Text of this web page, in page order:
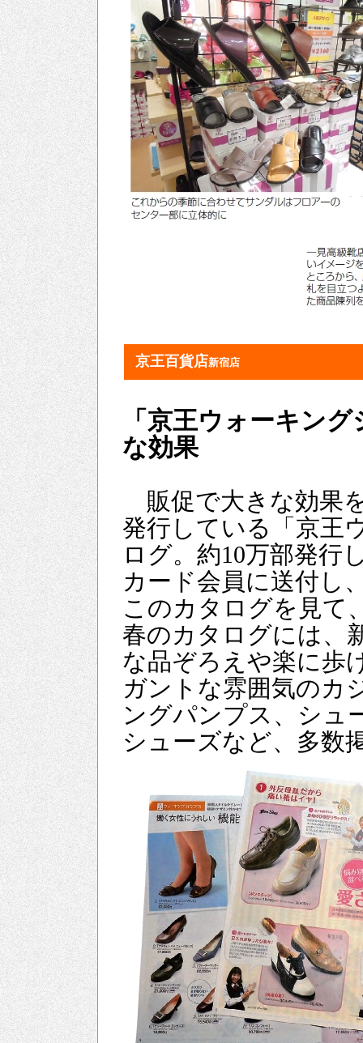
京王百貨店新宿店
「京王ウォーキン
な効果
販促で大きな効果
発行している「京王
ログ。約10万部発行
カード会員に送付し
このカタログを見て
春のカタログには、
な品ぞろえや楽に歩
ガントな雰囲気のカ
ングパンプス、シュ
シューズなど、多数